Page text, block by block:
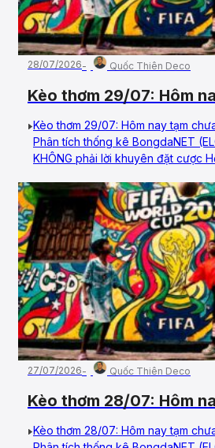
28/07/2026 Quốc Thiên Deco
Kèo thơm 29/07: Hôm
Kèo thơm 29/07: Hôm nay tạm
Phân tích thống kê BongdaNET
KHÔNG phải lời khuyên đặt cược
27/07/2026 Quốc Thiên Deco
Kèo thơm 28/07: Hôm
Kèo thơm 28/07: Hôm nay tạm